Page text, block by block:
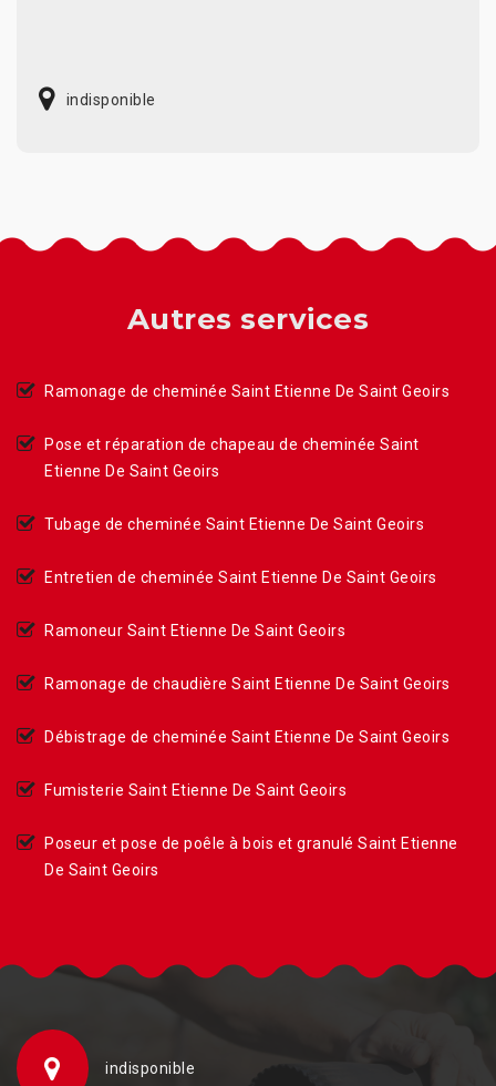
indisponible
Autres services
Ramonage de cheminée Saint Etienne De Saint Geoirs
Pose et réparation de chapeau de cheminée Saint
Etienne De Saint Geoirs
Tubage de cheminée Saint Etienne De Saint Geoirs
Entretien de cheminée Saint Etienne De Saint Geoirs
Ramoneur Saint Etienne De Saint Geoirs
Ramonage de chaudière Saint Etienne De Saint Geoirs
Débistrage de cheminée Saint Etienne De Saint Geoirs
Fumisterie Saint Etienne De Saint Geoirs
Poseur et pose de poêle à bois et granulé Saint Etienne
De Saint Geoirs
indisponible